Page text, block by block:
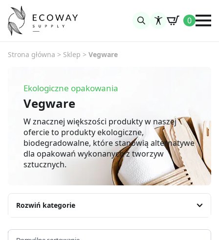
0
Strona główna > Sklep > Vegware
Ekologiczne opakowania
Vegware
W znacznej większości produkty w naszej
ofercie to produkty ekologiczne,
biodegradowalne, które stanowią alternatywe
dla opakowań wykonanych z tworzyw
sztucznych.
Rozwiń kategorie
Wyświetlanie wszystkich wyników: 12